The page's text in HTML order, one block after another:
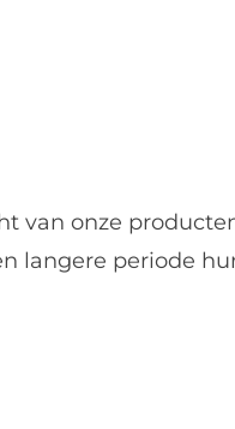
van onze
langere periode